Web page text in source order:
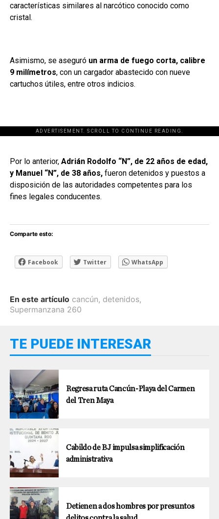
características similares al narcótico conocido como
cristal.
Asimismo, se aseguró un arma de fuego corta, calibre
9 milímetros, con un cargador abastecido con nueve
cartuchos útiles, entre otros indicios.
ADVERTISEMENT. SCROLL TO CONTINUE READING.
[adsforwp id="243463"]
Por lo anterior, Adrián Rodolfo “N”, de 22 años de edad,
y Manuel “N”, de 38 años, fueron detenidos y puestos a
disposición de las autoridades competentes para los
fines legales conducentes.
Comparte esto:
Facebook Twitter WhatsApp
En este artículo cancún, detenidos,
Supermanzana 260
TE PUEDE INTERESAR
Regresa ruta Cancún-Playa del Carmen
del Tren Maya
Cabildo de BJ impulsa simplificación
administrativa
Detienen a dos hombres por presuntos